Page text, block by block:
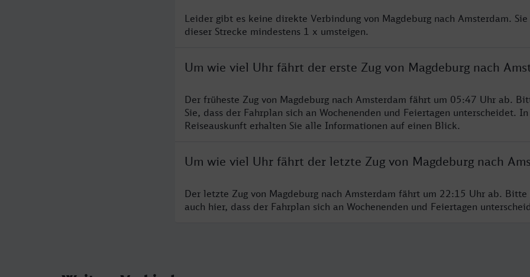
Leider gibt es keine direkte Verbindung von Magdeburg nach Amsterdam. Sie
dieser Strecke mindestens 1 x umsteigen.
Um wie viel Uhr fährt der erste Zug von Magdeburg nach
Der früheste Zug von Magdeburg nach Amsterdam fährt um 05:47 Uhr ab.
Sie, dass der Fahrplan sich an Wochenenden und Feiertagen unterscheidet.
Reiseauskunft erhalten Sie alle Informationen auf einen Blick.
Um wie viel Uhr fährt der letzte Zug von Magdeburg nach
Der letzte Zug von Magdeburg nach Amsterdam fährt um 22:15 Uhr ab. Bitte
auch hier, dass der Fahrplan sich an Wochenenden und Feiertagen